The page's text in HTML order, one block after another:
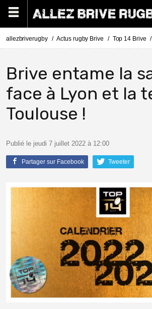
allezbriverugby Actus rugby Brive Top 14 Brive
Brive entame la
face à Lyon et la
Toulouse !
Publié le jeudi 7 juillet 2022 à 12:00
Partager sur Facebook Tweeter